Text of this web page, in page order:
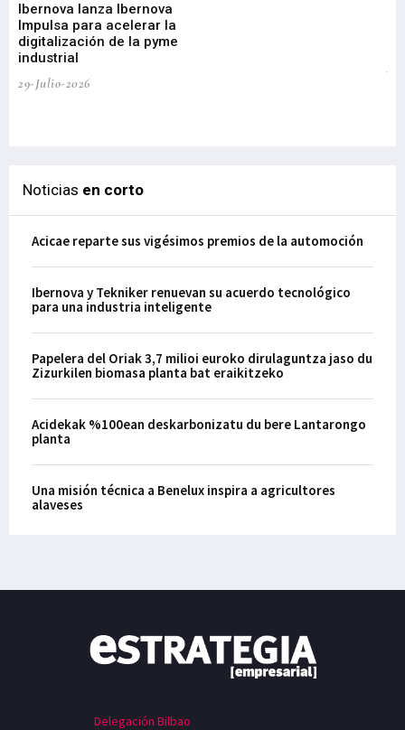
Ibernova lanza Ibernova
Impulsa para acelerar la
digitalización de la pyme
industrial
29-Julio-2026
Noticias en corto
Acicae reparte sus vigésimos premios de la automoción
Ibernova y Tekniker renuevan su acuerdo tecnológico
para una industria inteligente
Papelera del Oriak 3,7 milioi euroko dirulaguntza jaso du
Zizurkilen biomasa planta bat eraikitzeko
Acidekak %100ean deskarbonizatu du bere Lantarongo
planta
Una misión técnica a Benelux inspira a agricultores
alaveses
Delegación Bilbao